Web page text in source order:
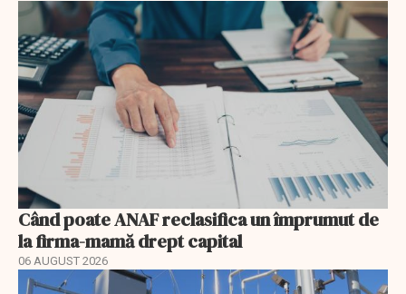
Când poate ANAF reclasifica un împrumut de
la firma-mamă drept capital
06 AUGUST 2026